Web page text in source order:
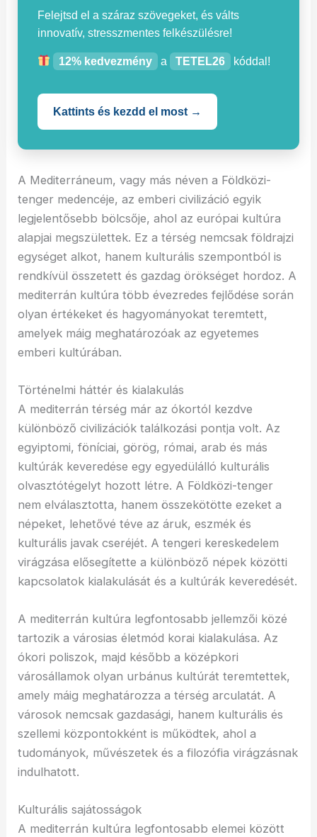
Felejtsd el a száraz szövegeket, és válts
innovatív, stresszmentes felkészülésre!
12% kedvezmény a TETEL26 kóddal!
Kattints és kezdd el most →
A Mediterráneum, vagy más néven a Földközi-
tenger medencéje, az emberi civilizáció egyik
legjelentősebb bölcsője, ahol az európai kultúra
alapjai megszülettek. Ez a térség nemcsak földrajzi
egységet alkot, hanem kulturális szempontból is
rendkívül összetett és gazdag örökséget hordoz. A
mediterrán kultúra több évezredes fejlődése során
olyan értékeket és hagyományokat teremtett,
amelyek máig meghatározóak az egyetemes
emberi kultúrában.
Történelmi háttér és kialakulás
A mediterrán térség már az ókortól kezdve
különböző civilizációk találkozási pontja volt. Az
egyiptomi, föníciai, görög, római, arab és más
kultúrák keveredése egy egyedülálló kulturális
olvasztótégelyt hozott létre. A Földközi-tenger
nem elválasztotta, hanem összekötötte ezeket a
népeket, lehetővé téve az áruk, eszmék és
kulturális javak cseréjét. A tengeri kereskedelem
virágzása elősegítette a különböző népek közötti
kapcsolatok kialakulását és a kultúrák keveredését.
A mediterrán kultúra legfontosabb jellemzői közé
tartozik a városias életmód korai kialakulása. Az
ókori poliszok, majd később a középkori
városállamok olyan urbánus kultúrát teremtettek,
amely máig meghatározza a térség arculatát. A
városok nemcsak gazdasági, hanem kulturális és
szellemi központokként is működtek, ahol a
tudományok, művészetek és a filozófia virágzásnak
indulhatott.
Kulturális sajátosságok
A mediterrán kultúra legfontosabb elemei között